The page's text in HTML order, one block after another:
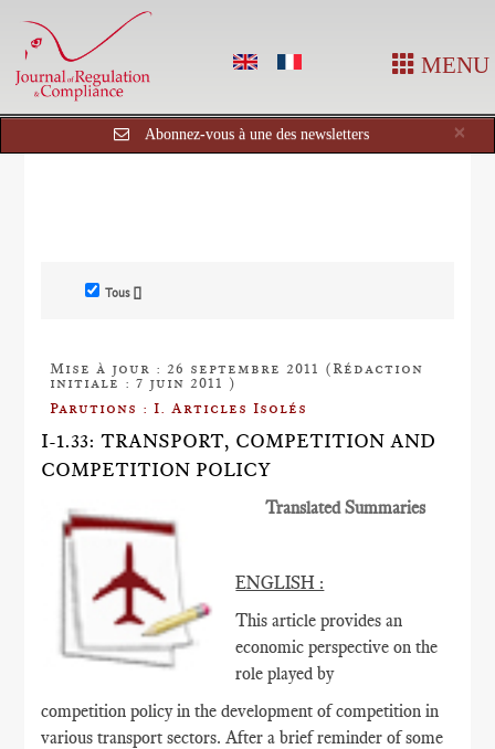
MENU
×
Abonnez-vous à une des newsletters
Tous []
Mise à jour : 26 septembre 2011 (Rédaction
initiale : 7 juin 2011 )
Parutions : I. Articles Isolés
I-1.33: TRANSPORT, COMPETITION AND
COMPETITION POLICY
Translated Summaries
ENGLISH :
This article provides an
economic perspective on the
role played by
competition policy in the development of competition in
various transport sectors. After a brief reminder of some